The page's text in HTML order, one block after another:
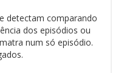
detectam comparando
dos episódios ou
num só episódio.